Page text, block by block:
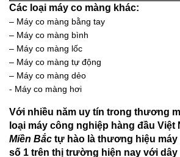
Các loại máy co màng khác:
– Máy co màng bằng tay
– Máy co màng bình
– Máy co màng lốc
– Máy co màng tự động
– Máy co màng dẻo
- Máy co màng hơi
Với nhiều năm uy tín trong thương
loại máy công nghiệp hàng đầu Việt
Miền Bắc tự hào là thương hiệu
số 1 trên thị trường hiện nay với